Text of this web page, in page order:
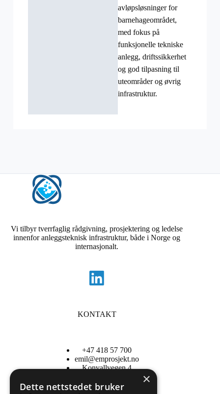
avløpsløsninger for
barnehageområdet,
med fokus på
funksjonelle tekniske
anlegg, driftssikkerhet
og god tilpasning til
uteområder og øvrig
infrastruktur.
Vi tilbyr tverrfaglig rådgivning, prosjektering og ledelse
innenfor anleggsteknisk infrastruktur, både i Norge og
internasjonalt.
KONTAKT
+47 418 57 700
emil@emprosjekt.no
Konvallvegen 4
×
Dette nettstedet bruker